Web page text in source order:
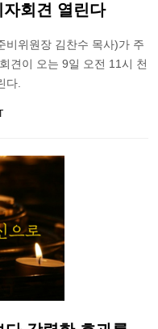
회견 열린다
비위원장 김찬수 목사)가 주
견이 오는 9일 오전 11시 천
다.